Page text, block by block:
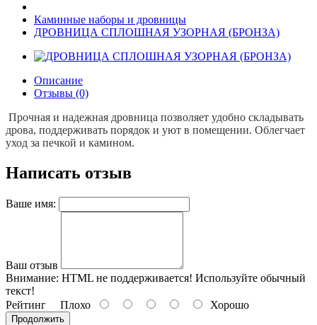
Каминные наборы и дровницы
ДРОВНИЦА СПЛОШНАЯ УЗОРНАЯ (БРОНЗА)
Описание
Отзывы (0)
Прочная и надежная дровница позволяет удобно складывать
дрова, поддерживать порядок и уют в помещении. Облегчает
уход за печкой и камином.
Написать отзыв
Ваше имя:
Ваш отзыв
Внимание: HTML не поддерживается! Используйте обычный
текст!
Рейтинг Плохо Хорошо
Продолжить